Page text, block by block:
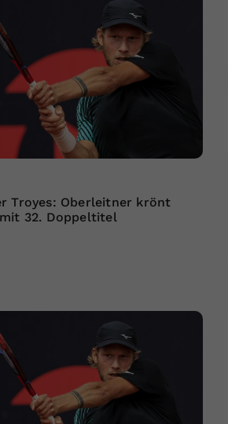
Troyes: Oberleitner krönt
32. Doppeltitel